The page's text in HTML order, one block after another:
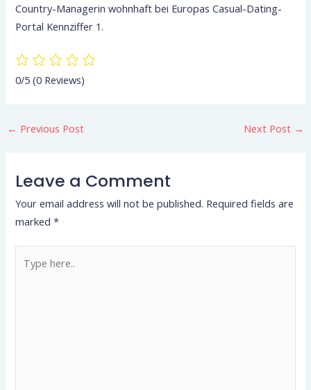
Country-Managerin wohnhaft bei Europas Casual-Dating-
Portal Kennziffer 1.
0/5(0 Reviews)
← Previous Post Next Post →
Leave a Comment
Your email address will not be published. Required fields are
marked*
here..